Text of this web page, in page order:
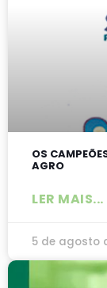
OS
AGRO
LER MAIS...
5 de agosto